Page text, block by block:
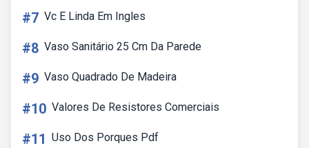
#7 Vc E Linda Em Ingles
#8 Vaso Sanitário 25 Cm Da Parede
#9 Vaso Quadrado De Madeira
#10 Valores De Resistores Comerciais
#11 Uso Dos Porques Pdf